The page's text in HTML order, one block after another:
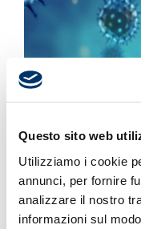
Questo sito web
Utilizziamo i cookie
annunci, per fornire
analizzare il nostro
informazioni sul